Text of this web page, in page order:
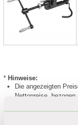
* Hinweise:
Die angezeigten
Nettopreise, bezogen